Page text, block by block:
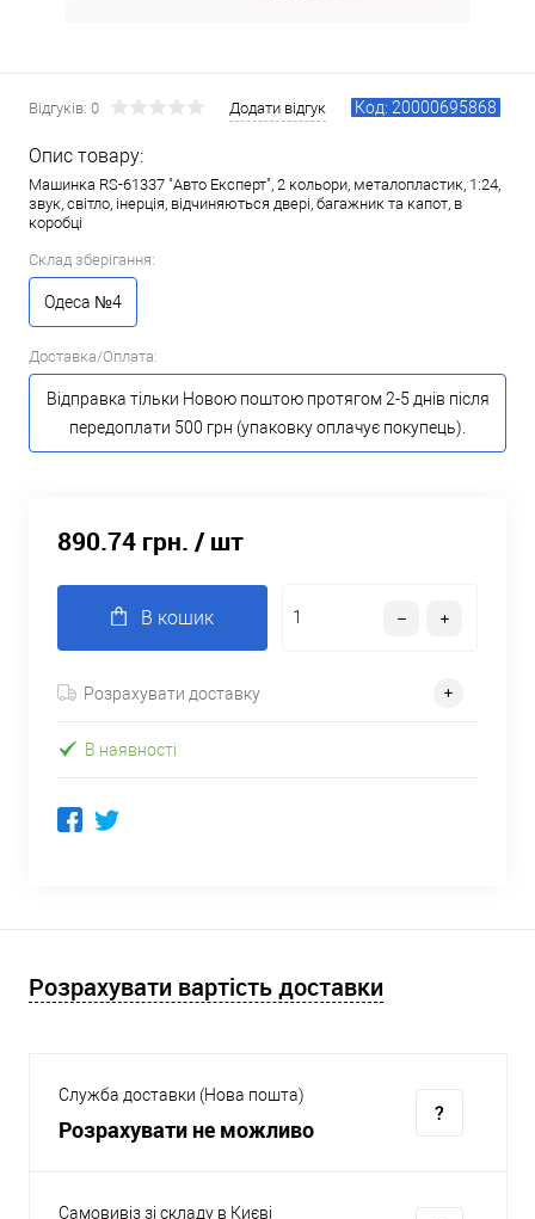
Відгуків: 0 Додати відгук Код: 20000695868
Опис товару:
Машинка RS-61337 "Авто Експерт", 2 кольори, металопластик, 1:24,
звук, світло, інерція, відчиняються двері, багажник та капот, в
коробці
Склад зберігання:
Одеса №4
Доставка/Оплата:
Відправка тільки Новою поштою протягом 2-5 днів після
передоплати 500 грн (упаковку оплачує покупець).
890.74 грн. / шт
В кошик
Розрахувати доставку
В наявності
Розрахувати вартість доставки
Служба доставки (Нова пошта)
Розрахувати не можливо
Самовивіз зі складу в Києві